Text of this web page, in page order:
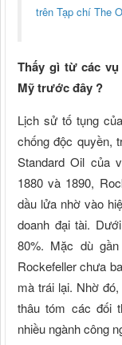
trên Tạp chí The
Thấy gì từ các
Mỹ trước đây ?
Lịch sử tố tụng
chống độc quyền,
Standard Oil của
1880 và 1890,
dầu lửa nhờ vào
doanh đại tài.
80%. Mặc dù
Rockefeller chưa
mà trái lại. Nhờ
thâu tóm các đối
nhiều ngành công